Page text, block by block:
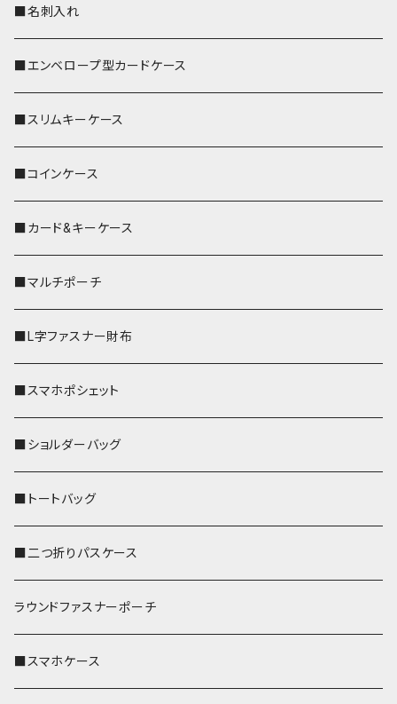
■名刺入れ
■エンベロープ型カードケース
■スリムキーケース
■コインケース
■カード&キーケース
■マルチポーチ
■L字ファスナー財布
■スマホポシェット
■ショルダーバッグ
■トートバッグ
■二つ折りパスケース
ラウンドファスナーポーチ
■スマホケース